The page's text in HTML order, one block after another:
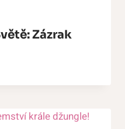
Zázrak